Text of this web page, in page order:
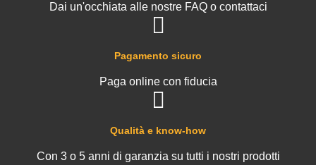
Qualità e know-how
Con 3 o 5 anni di garanzia su tutti i nostri prodotti
Pagamento sicuro
Paga online con fiducia
Dai un'occhiata alle nostre FAQ o contattaci